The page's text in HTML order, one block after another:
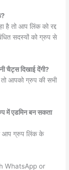
है तो आप लिंक को रद्द
सदस्यों को ग्रुप से
चैट्स दिखाई देंगी?
आपको ग्रुप की सभी
में एडमिन बन सकता
आप ग्रुप लिंक के
WhatsApp or